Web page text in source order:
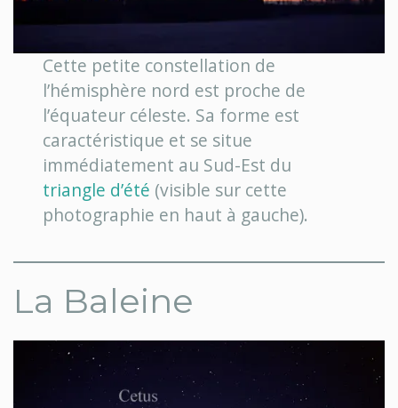
Cette petite constellation de
l’hémisphère nord est proche de
l’équateur céleste. Sa forme est
caractéristique et se situe
immédiatement au Sud-Est du
triangle d’été (visible sur cette
photographie en haut à gauche).
La Baleine